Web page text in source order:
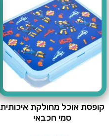
קופסת אוכל מחולקת איכותית
סמי הכבאי